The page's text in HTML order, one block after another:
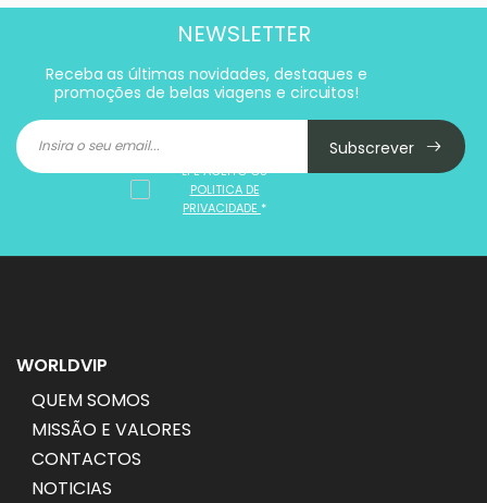
NEWSLETTER
Receba as últimas novidades, destaques e
promoções de belas viagens e circuitos!
Subscrever
LI E ACEITO OS
POLITICA DE
PRIVACIDADE *
WORLDVIP
QUEM SOMOS
MISSÃO E VALORES
CONTACTOS
NOTICIAS